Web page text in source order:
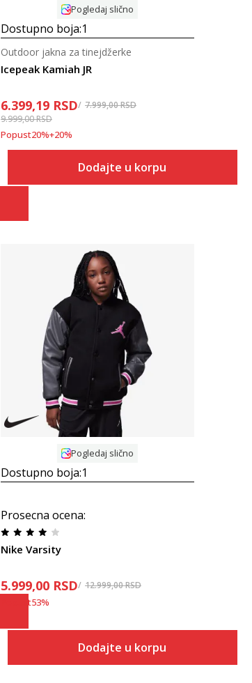
Pogledaj slično
Dostupno boja:1
Icepeak Kamiah JR
Outdoor jakna za tinejdžerke
6.399,19 RSD 7.999,00RSD
9.999,00RSD
Popust20%+20%
Dodajte u korpu
Pogledaj slično
Dostupno boja:1
Prosecna ocena:
Nike Varsity
5.999,00 RSD 12.999,00RSD
Popust53%
Dodajte u korpu